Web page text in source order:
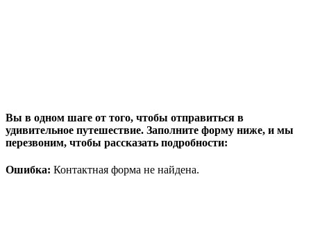
Вы в одном шаге от того, чтобы отправиться в
удивительное путешествие. Заполните форму ниже, и мы
перезвоним, чтобы рассказать подробности:
Ошибка: Контактная форма не найдена.